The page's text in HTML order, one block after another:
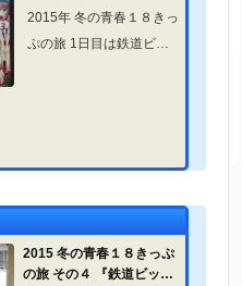
なか...
2015年 冬の青春１８きっ
ぷの旅 1日目は鉄道ビッ
2015 冬の青春１８きっぷ
の旅 その４ 『鉄道ビック